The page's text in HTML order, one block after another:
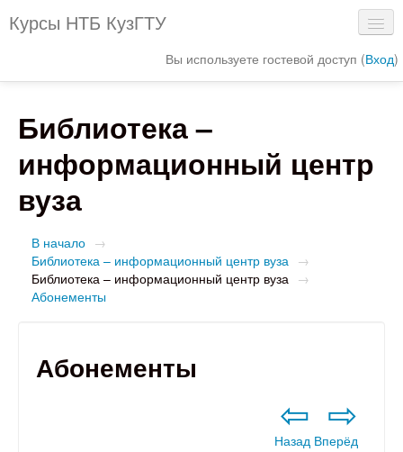
Курсы НТБ КузГТУ
Вы используете гостевой доступ (Вход)
Электронный каталог
Интерактивная схема библиотеки
Электронные ресурсы
Библиотека –
информационный центр
вуза
В начало →
Библиотека – информационный центр вуза →
Библиотека – информационный центр вуза →
Абонементы
Абонементы
⇦
Назад
⇨
Вперёд